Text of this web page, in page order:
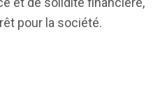
pour la société.